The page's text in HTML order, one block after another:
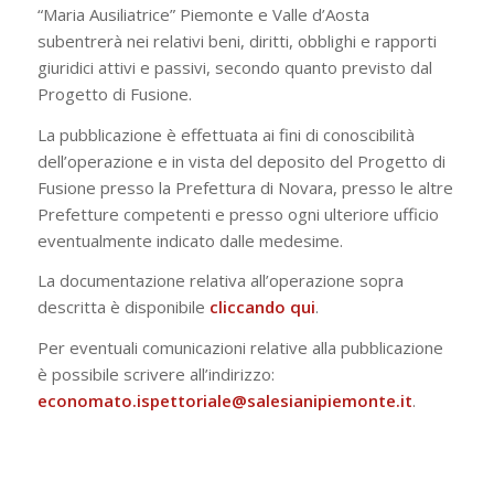
“Maria Ausiliatrice” Piemonte e Valle d’Aosta
subentrerà nei relativi beni, diritti, obblighi e rapporti
giuridici attivi e passivi, secondo quanto previsto dal
Progetto di Fusione.
La pubblicazione è effettuata ai fini di conoscibilità
dell’operazione e in vista del deposito del Progetto di
Fusione presso la Prefettura di Novara, presso le altre
Prefetture competenti e presso ogni ulteriore ufficio
eventualmente indicato dalle medesime.
La documentazione relativa all’operazione sopra
descritta è disponibile cliccando qui.
Per eventuali comunicazioni relative alla pubblicazione
è possibile scrivere all’indirizzo:
economato.ispettoriale@salesianipiemonte.it.